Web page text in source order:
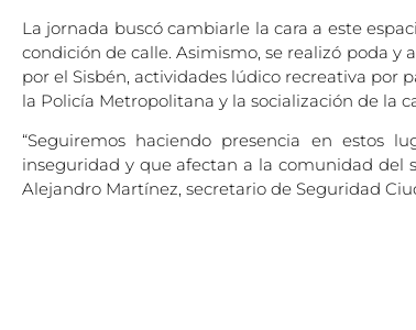
La jornada buscó cambiarle la cara a este
condición de calle. Asimismo, se realizó poda
por el Sisbén, actividades lúdico recreativa por
la Policía Metropolitana y la socialización de la
“Seguiremos haciendo presencia en estos
inseguridad y que afectan a la comunidad del
Alejandro Martínez, secretario de Seguridad